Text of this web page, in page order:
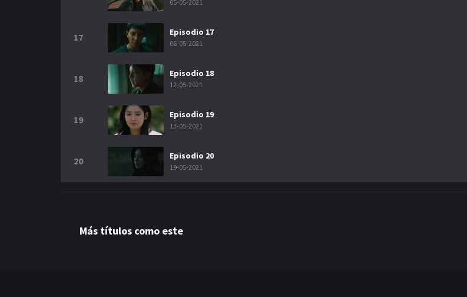
05-05-2021
17 Episodio 17
06-05-2021
18 Episodio 18
12-05-2021
19 Episodio 19
13-05-2021
20 Episodio 20
19-05-2021
Más títulos como este